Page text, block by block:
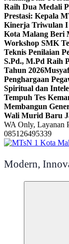
Raih Dua Medali
Prestasi: Kepala
Kinerja Triwulan I
Kota Malang Beri
Workshop SMK
Teknis Penilaian
S.Pd., M.Pd Raih
Tahun 2026
Penghargaan
Spiritual dan
Tempuh Tes
Membangun
Wali Murid Baru
WA Only, Layanan
085126495339
Modern,